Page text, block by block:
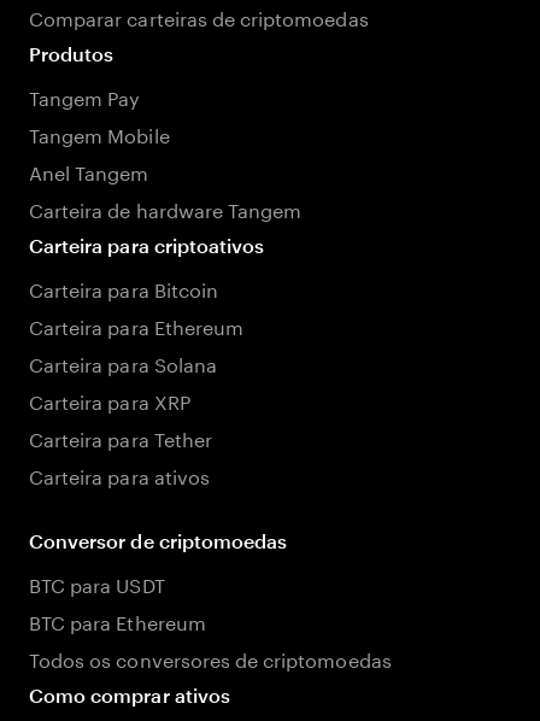
Comparar carteiras de criptomoedas
Produtos
Tangem Pay
Tangem Mobile
Anel Tangem
Carteira de hardware Tangem
Carteira para criptoativos
Carteira para Bitcoin
Carteira para Ethereum
Carteira para Solana
Carteira para XRP
Carteira para Tether
Carteira para ativos
Conversor de criptomoedas
BTC para USDT
BTC para Ethereum
Todos os conversores de criptomoedas
Como comprar ativos